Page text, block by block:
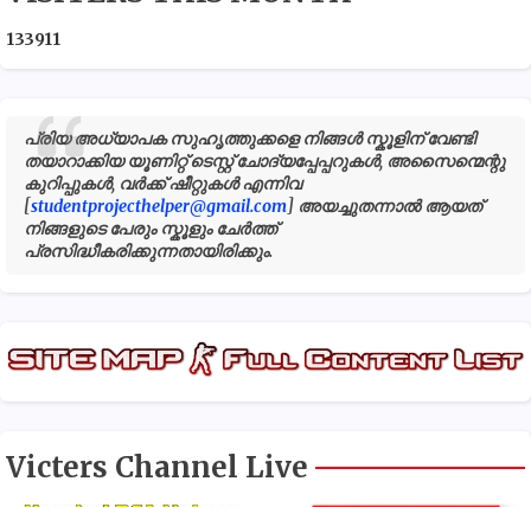
133911
പ്രിയ അധ്യാപക സുഹൃത്തുക്കളെ നിങ്ങൾ സ്കൂളിന് വേണ്ടി
തയാറാക്കിയ യൂണിറ്റ് ടെസ്റ്റ് ചോദ്യപ്പേപ്പറുകൾ, അസൈന്മെന്റു
കുറിപ്പുകൾ, വർക്ക് ഷീറ്റുകൾ എന്നിവ
[studentprojecthelper@gmail.com] അയച്ചുതന്നാൽ ആയത്
നിങ്ങളുടെ പേരും സ്കൂളും ചേർത്ത്
പ്രസിദ്ധീകരിക്കുന്നതായിരിക്കും.
Victers Channel Live